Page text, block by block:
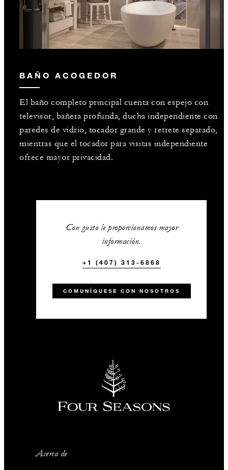
BAÑO ACOGEDOR
El baño completo principal cuenta con espejo con
televisor, bañera profunda, ducha independiente con
paredes de vidrio, tocador grande y retrete separado,
mientras que el tocador para visitas independiente
ofrece mayor privacidad.
Con gusto le proporcionamos mayor
información.
+1 (407) 313-6868
COMUNÍQUESE CON NOSOTROS
Acerca de